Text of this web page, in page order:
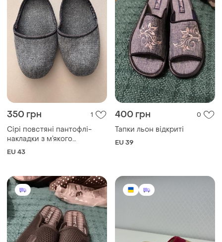
350 грн 1
Сірі повстяні пантофлі-
накладки з м’якого
матеріалу та темною
EU 43
400 грн 0
Тапки льон відкриті
EU 39